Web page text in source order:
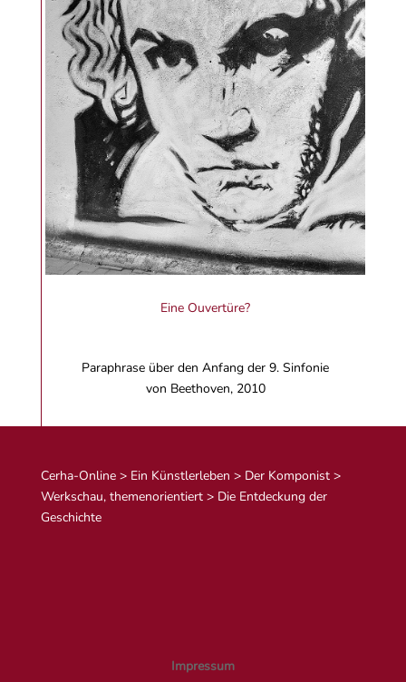
Eine Ouvertüre?
Paraphrase über den Anfang der 9. Sinfonie
von Beethoven, 2010
Cerha-Online> Ein Künstlerleben > Der Komponist>
Werkschau, themenorientiert> Die Entdeckung der
Geschichte
Impressum